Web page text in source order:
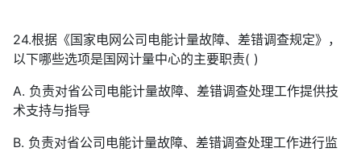
24.根据《国家电网公司电能计量故障、差错调查规定》，
以下哪些选项是国网计量中心的主要职责( )
A. 负责对省公司电能计量故障、差错调查处理工作提供技
术支持与指导
B. 负责对省公司电能计量故障、差错调查处理工作进行监